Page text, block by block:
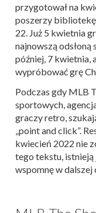
przygotował na
poszerzy
22. Już 5 kwietnia
najnowszą
później, 7 kwietnia,
wypróbować grę
Podczas gdy MLB
sportowych,
graczy retro,
„point and click”.
kwiecień 2022 nie
tego tekstu,
wspomnę w dalszej